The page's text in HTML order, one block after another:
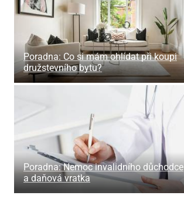
Poradna: Co si mám ohlídat při koupi
družstevního bytu?
Poradna: Nemoc invalidního důchodce
a daňová vratka